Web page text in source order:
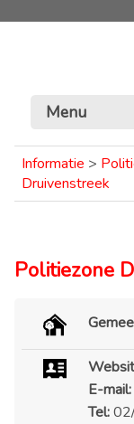
Menu
Informatie >
Druivenstreek
Politiezone
E-mail:
Tel: